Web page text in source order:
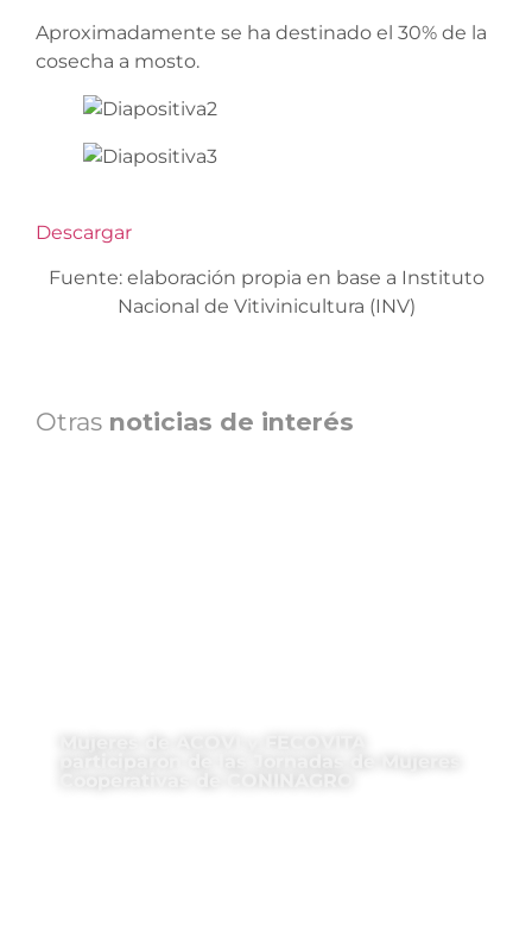
Aproximadamente se ha destinado el 30% de la
cosecha a mosto.
Descargar
Fuente: elaboración propia en base a Instituto
Nacional de Vitivinicultura (INV)
Otras noticias de interés